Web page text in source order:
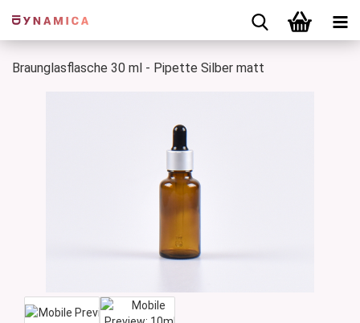
Braunglasflasche 30 ml - Pipette Silber matt